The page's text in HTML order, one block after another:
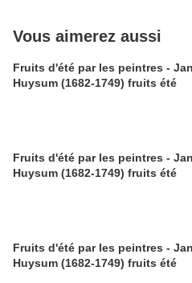
Vous aimerez aussi
Fruits d'été par les peintres - Jan van
Huysum (1682-1749) fruits été
Fruits d'été par les peintres - Jan van
Huysum (1682-1749) fruits été
Fruits d'été par les peintres - Jan van
Huysum (1682-1749) fruits été